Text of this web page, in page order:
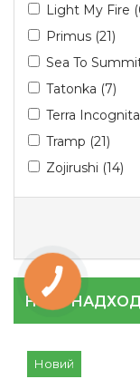
Light My Fire
Primus (21)
Sea To
Tatonka (7)
Terra
Tramp (21)
Zojirushi (14)
НОВІ
Новий